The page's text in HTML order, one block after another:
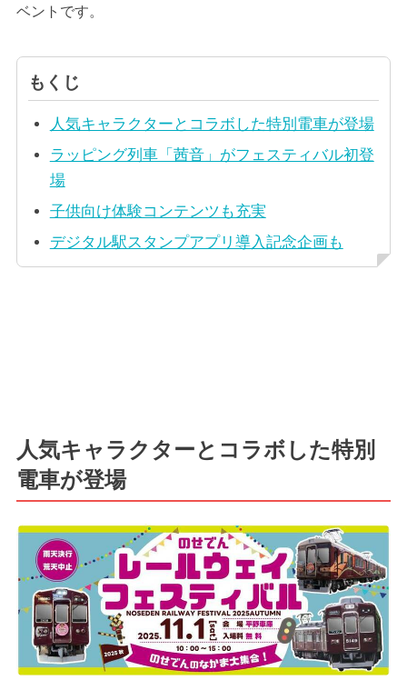
ベントです。
もくじ
人気キャラクターとコラボした特別電車が登場
ラッピング列車「茜音」がフェスティバル初登
場
子供向け体験コンテンツも充実
デジタル駅スタンプアプリ導入記念企画も
人気キャラクターとコラボした特別
電車が登場